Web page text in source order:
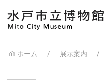
ホーム 展示案内